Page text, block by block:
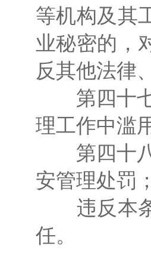
等机构及其
业秘密的，
反其他法律
第四十七
理工作中滥
第四十八
安管理处罚
违反本条
任。